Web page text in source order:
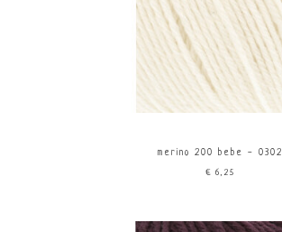
merino 200 bebe - 0302
€6,25